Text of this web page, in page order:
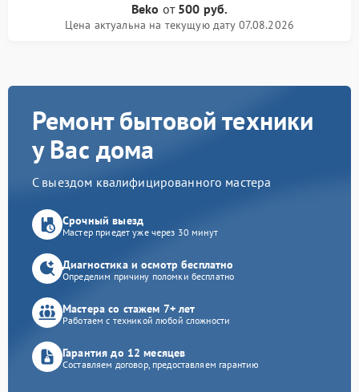
Beko от 500 руб.
Цена актуальна на текущую дату 07.08.2026
Ремонт бытовой техники
у Вас дома
С выездом квалифицированного мастера
Срочный выезд
Мастер приедет уже через 30 минут
Диагностика и осмотр бесплатно
Определим причину поломки бесплатно
Мастера со стажем 7+ лет
Работаем с техникой любой сложности
Гарантия до 12 месяцев
Составляем договор, предоставляем гарантию